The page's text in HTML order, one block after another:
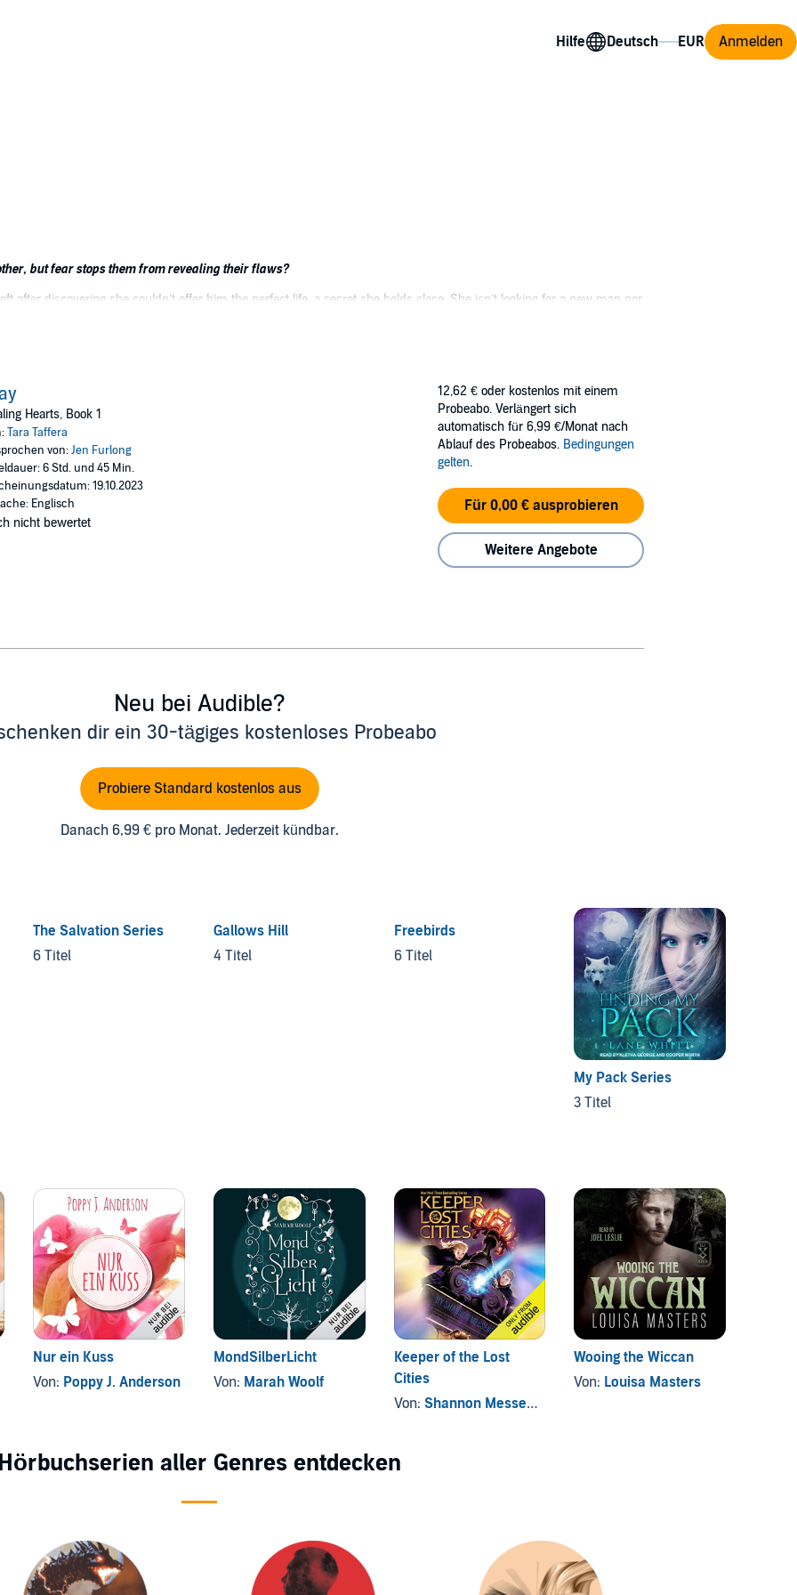
Hilfe Anmelden
but fear stops them from revealing their flaws?
after discovering she couldn’t offer him the perfect life, a secret she holds close. She isn’t looking for a new man nor
first meeting in front of a church bulletin board.
demanding perfection he couldn’t provide. And now, Jacob finds it impossible to stay away from Emily and her
he hides behind their nine-year age difference, fearing Emily will leave when she learns of his inability to give her
Jacob and Emily’s relationship blooms, and they gain a glimpse of the happiness they always craved. But when
both tattered and torn?
find the happily-ever-after they desire?
no bounds.
Hearts, Book 1
Tara Taffera
von:Jen Furlong
6 Std. und 45 Min.
19.10.2023
Englisch
nicht bewertet
12,62 € oder kostenlos mit einem
Probeabo. Verlängert sich
automatisch für 6,99 €/Monat nach
Ablauf des Probeabos. Bedingungen
gelten.
Für 0,00 € ausprobieren
Weitere Angebote
Neu bei Audible?
dir ein 30-tägiges kostenloses Probeabo
Probiere Standard kostenlos aus
Danach 6,99 € pro Monat. Jederzeit kündbar.
The Salvation Series
6 Titel
Gallows Hill
4 Titel
Freebirds
6 Titel
My Pack Series
3 Titel
Nur ein Kuss
Von: Poppy J. Anderson
MondSilberLicht
Von: Marah Woolf
Keeper of the Lost
Cities
Von: Shannon Messenger
Wooing the Wiccan
Von: Louisa Masters
aller Genres entdecken